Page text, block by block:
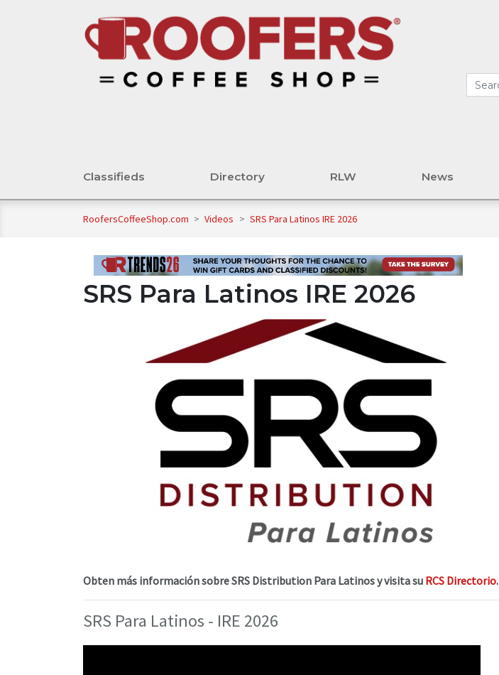
Classifieds Directory RLW News
RoofersCoffeeShop.com > Videos > SRS Para Latinos IRE 2026
SRS Para Latinos IRE 2026
Obten más información sobre SRS Distribution Para Latinos y visita su RCS Directorio.
SRS Para Latinos - IRE 2026